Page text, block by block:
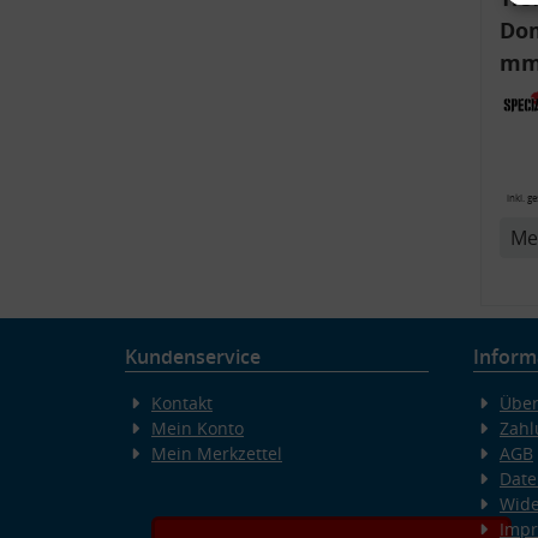
inkl.
Kundenservice
Kontakt
Mein Konto
Mein Merkzettel
AGB